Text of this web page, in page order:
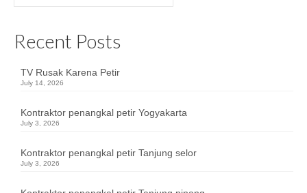
Recent Posts
TV Rusak Karena Petir
July 14, 2026
Kontraktor penangkal petir Yogyakarta
July 3, 2026
Kontraktor penangkal petir Tanjung selor
July 3, 2026